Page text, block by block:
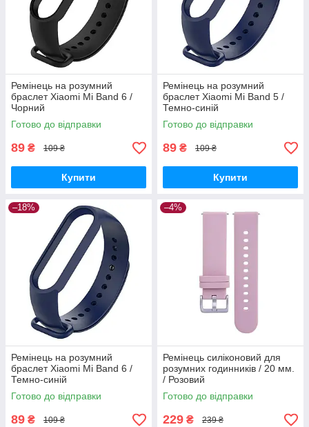
Ремінець на розумний
браслет Xiaomi Mi Band 6 /
Чорний
Готово до відправки
89 ₴ 109 ₴
Купити
Ремінець на розумний
браслет Xiaomi Mi Band 5 /
Темно-синій
Готово до відправки
89 ₴ 109 ₴
Купити
–18%
Ремінець на розумний
браслет Xiaomi Mi Band 6 /
Темно-синій
Готово до відправки
89 ₴ 109 ₴
–4%
Ремінець силіконовий для
розумних годинників / 20 мм.
/ Розовий
Готово до відправки
229 ₴ 239 ₴